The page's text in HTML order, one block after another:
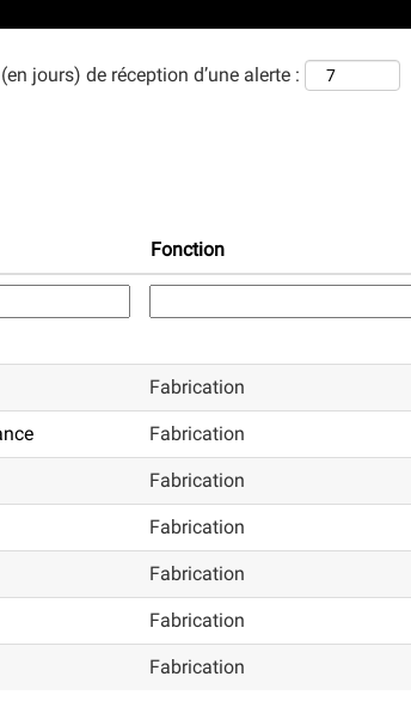
jours) de réception d’une alerte :
Fonction
Fabrication
Fabrication
Fabrication
Fabrication
Fabrication
Fabrication
Fabrication